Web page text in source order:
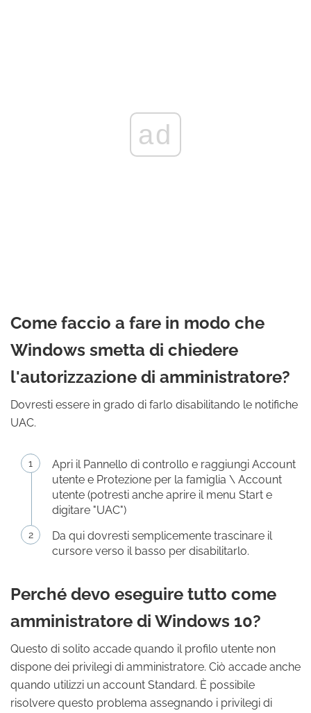
ad
Come faccio a fare in modo che
Windows smetta di chiedere
l'autorizzazione di amministratore?
Dovresti essere in grado di farlo disabilitando le notifiche
UAC.
Apri il Pannello di controllo e raggiungi Account
utente e Protezione per la famiglia \ Account
utente (potresti anche aprire il menu Start e
digitare "UAC")
Da qui dovresti semplicemente trascinare il
cursore verso il basso per disabilitarlo.
Perché devo eseguire tutto come
amministratore di Windows 10?
Questo di solito accade quando il profilo utente non
dispone dei privilegi di amministratore. Ciò accade anche
quando utilizzi un account Standard. È possibile
risolvere questo problema assegnando i privilegi di